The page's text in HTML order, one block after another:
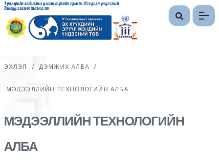
Хөдөлмөрийн гавьяаны улаан тугийн одонт, Нэгдсэн үндэсний
байгууллагын шагналт
ЭХЛЭЛ / ДЭМЖИХ АЛБА /
МЭДЭЭЛЛИЙН ТЕХНОЛОГИЙН АЛБА
МЭДЭЭЛЛИЙН ТЕХНОЛОГИЙН
АЛБА